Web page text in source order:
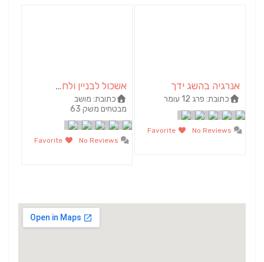
אנרגיה בהשג ידך
כתובת:פרג 12 עומר
No Reviews
Favorite
אשכול לבניין ולחקלאי | חומרי בניין באשכול
כתובת:מושב
מבטחים משק 63
No Reviews
Favorite